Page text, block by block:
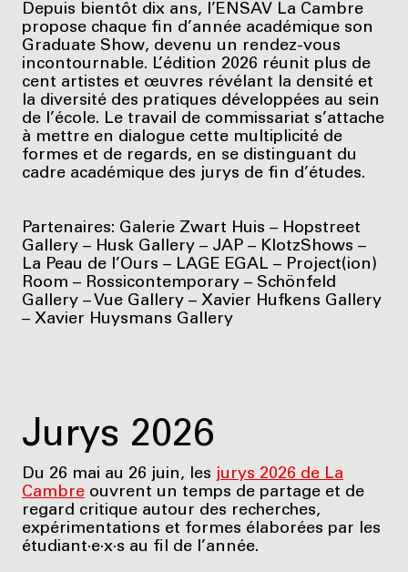
Depuis bientôt dix ans, l’ENSAV La Cambre
propose chaque fin d’année académique son
Graduate Show, devenu un rendez-vous
incontournable. L’édition 2026 réunit plus de
cent artistes et œuvres révélant la densité et
la diversité des pratiques développées au sein
de l’école. Le travail de commissariat s’attache
à mettre en dialogue cette multiplicité de
formes et de regards, en se distinguant du
cadre académique des jurys de fin d’études.
Partenaires: Galerie Zwart Huis – Hopstreet
Gallery – Husk Gallery – JAP – KlotzShows –
La Peau de l’Ours – LAGE EGAL – Project(ion)
Room – Rossicontemporary – Schönfeld
Gallery – Vue Gallery – Xavier Hufkens Gallery
– Xavier Huysmans Gallery
Jurys 2026
Du 26 mai au 26 juin, les jurys 2026 de La
Cambre ouvrent un temps de partage et de
regard critique autour des recherches,
expérimentations et formes élaborées par les
étudiant·e·x·s au fil de l’année.